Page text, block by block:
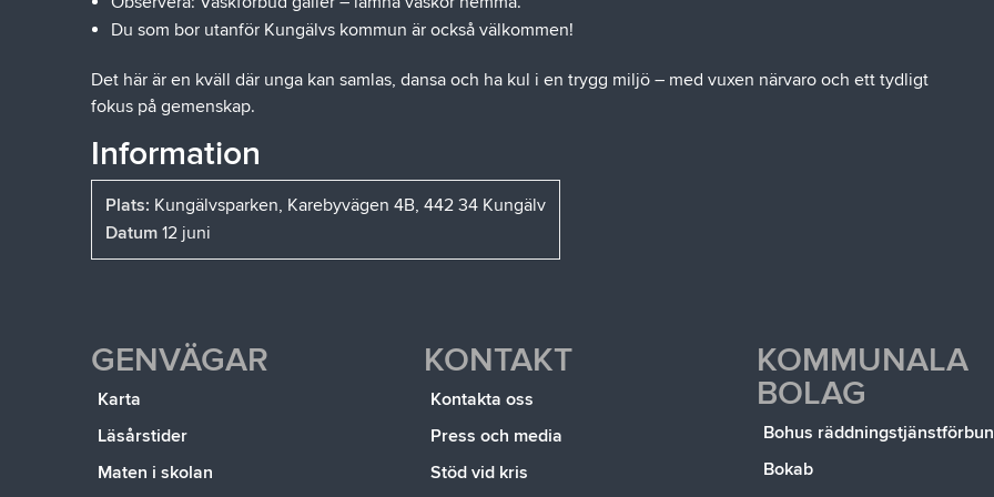
Du som bor utanför Kungälvs kommun är också välkommen!
Det här är en kväll där unga kan samlas, dansa och ha kul i en trygg miljö – med vuxen närvaro och ett tydligt
fokus på gemenskap.
Information
Plats: Kungälvsparken, Karebyvägen 4B, 442 34 Kungälv
Datum 12 juni
GENVÄGAR
Karta
Läsårstider
Maten i skolan
KONTAKT
Kontakta oss
Press och media
Stöd vid kris
KOMMUNALA
BOLAG
Bohus
Bokab